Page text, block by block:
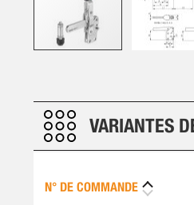
the
beginning
the
gallery
VARIANTES
N° DE COMMANDE